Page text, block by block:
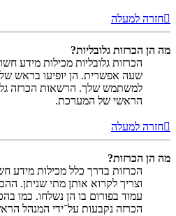
חזרה למעלה
מה הן הכרזות גלובליות?
הכרזות גלובליות מכילות מידע
שעה אפשרית. הן יופיעו בראש
למשתמש שלך. הרשאות הכרזה
הראשי של המערכת.
חזרה למעלה
מה הן הכרזות?
הכרזות בדרך כלל מכילות מידע
וצריך לקרוא אותן מתי שניתן.
עמוד בפורום בו הן נשלחו. כמו
הכרזה נקבעות על־ידי המנהל